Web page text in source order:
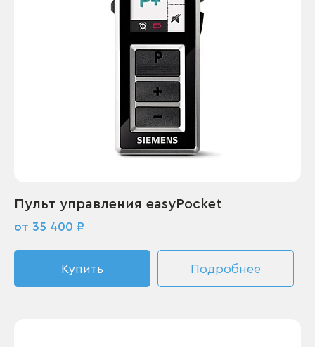
Пульт управления easyPocket
от 35 400 ₽
Купить Подробнее